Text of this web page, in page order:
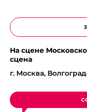
На сцене
сцена
г. Москва,